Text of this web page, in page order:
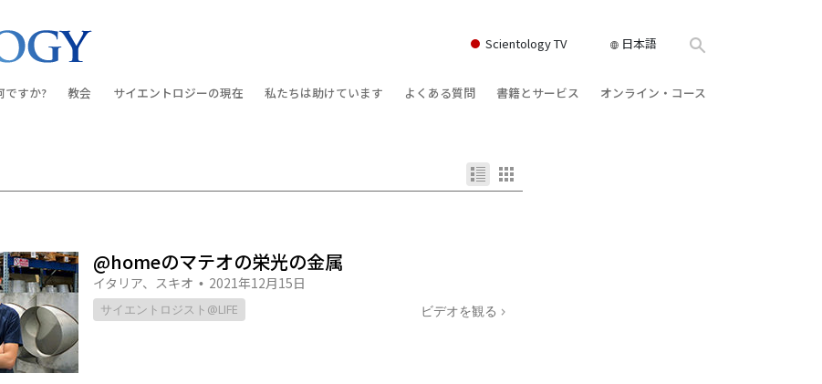
Scientology TV 日本語
ですか?
規律
語るサイエ
いましょう
原理
介
教会
フラッグ･ランド･ベース
フリーウィンズ
サイエントロジーを
世界にもたらす
サイエントロジーの現在 私たちは助けています
真実を知ってください：薬物
ユナイテッド･フォー･ヒューマンライ
よくある質問 書籍とサービス オンライン・コース
存在のダイナミックス
高潔さと正直さ
@homeのマテオの栄光の金属
イタリア、スキオ • 2021年12月15日
サイエントロジスト@LIFE ビデオを観る